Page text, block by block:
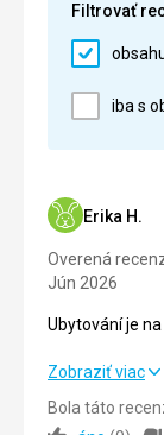
Filtrovať
iba s
Erika H.
Overená
Jún 2026
Ubytování je
Ubytování je
Strava
Zobraziť viac
Bola táto